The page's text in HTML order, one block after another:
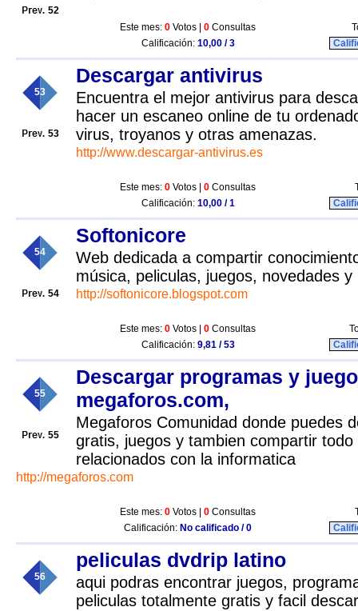
52
Este mes: 0 Votos | 0 Consultas
Calificación: 10,00 / 3
53
53
Descargar antivirus
Encuentra el mejor antivirus para
hacer un escaneo online de tu
virus, troyanos y otras amenazas.
http://www.descargar-antivirus.es
Este mes: 0 Votos | 0 Consultas
Calificación: 10,00 / 1
54
54
Softonicore
Web dedicada a compartir
música, peliculas, juegos, novedades
http://softonicore.blogspot.com
Este mes: 0 Votos | 0 Consultas
Calificación: 9,81 / 53
55
55
Descargar programas y
megaforos.com,
Megaforos Comunidad donde puedes
gratis, juegos y tambien compartir
relacionados con la informatica
http://megaforos.com
Este mes: 0 Votos | 0 Consultas
Calificación: No calificado / 0
56
peliculas dvdrip latino
aqui podras encontrar juegos,
peliculas totalmente gratis y facil